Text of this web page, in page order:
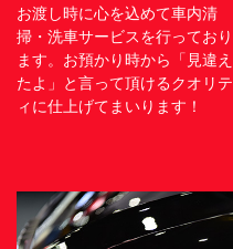
お渡し時に心を込めて車内清
掃・洗車サービスを行っており
ます。お預かり時から「見違え
たよ」と言って頂けるクオリテ
ィに仕上げてまいります！